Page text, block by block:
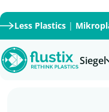
Less Plastics|
Siegel